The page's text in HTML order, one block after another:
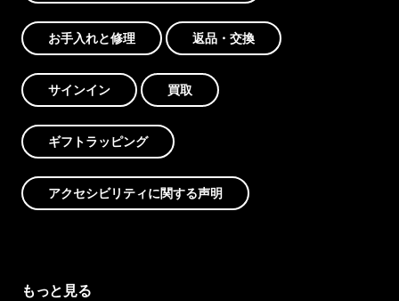
お手入れと修理 返品・交換
サインイン 買取
ギフトラッピング
アクセシビリティに関する声明
もっと見る